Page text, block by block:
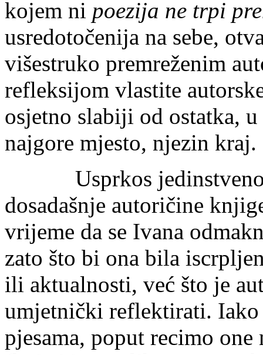
kojem ni poezija ne trpi
usredotočenija na sebe,
višestruko premreženim
refleksijom vlastite
osjetno slabiji od ostatka,
najgore mjesto, njezin kraj.
Usprkos jedinstvenoj
dosadašnje autoričine
vrijeme da se Ivana
zato što bi ona bila
ili aktualnosti, već što je
umjetnički reflektirati.
pjesama, poput recimo